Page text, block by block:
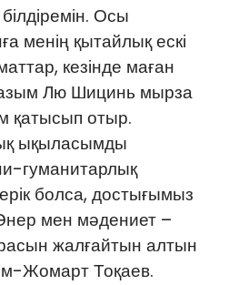
Осы
менің қытайлық ескі
кезінде маған
Лю Шицинь мырза
қатысып отыр.
ықыласымды
гуманитарлық
болса, достығымыз
мен мәдениет –
жалғайтын алтын
Жомарт Тоқаев.